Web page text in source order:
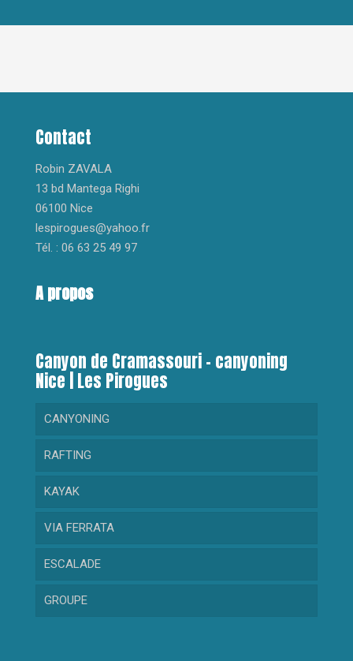
Contact
Robin ZAVALA
13 bd Mantega Righi
06100 Nice
lespirogues@yahoo.fr
Tél. : 06 63 25 49 97
A propos
Canyon de Cramassouri – canyoning
Nice | Les Pirogues
CANYONING
RANDONNEE AQUATIQUE
GORGES DU LOUP
CRAMASSOURI
BARBAIRA
RIOLAN
RAFTING
RAFTING DECOUVERTE
RAFTING SPORTIF
KAYAK
KAYAK DECOUVERTE
KAYAK SPORTIF
VIA FERRATA
ESCALADE
GROUPE